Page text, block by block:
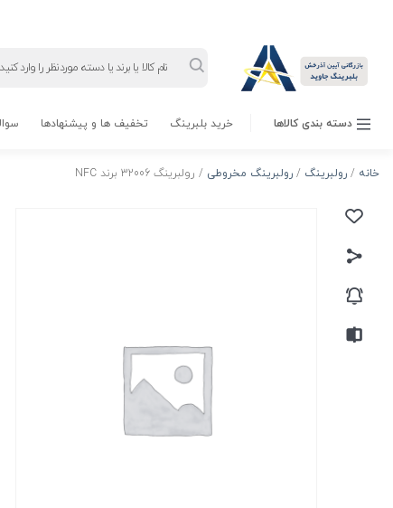
search
دسته بندی کالاها خرید بلبرینگ تخفیف ها و پیشنهادها
خانه / رولبرینگ / رولبرینگ مخروطی / رولبرینگ 32006 برند NFC